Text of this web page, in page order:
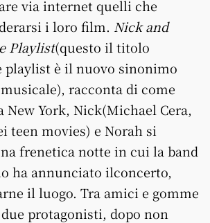
via internet quelli che
i loro film. Nick and
Playlist(questo il titolo
playlist è il nuovo sinonimo
racconta di come
New York, Nick(Michael Cera,
teen movies) e Norah si
frenetica notte in cui la band
ha annunciato ilconcerto,
il luogo. Tra amici e gomme
protagonisti, dopo non